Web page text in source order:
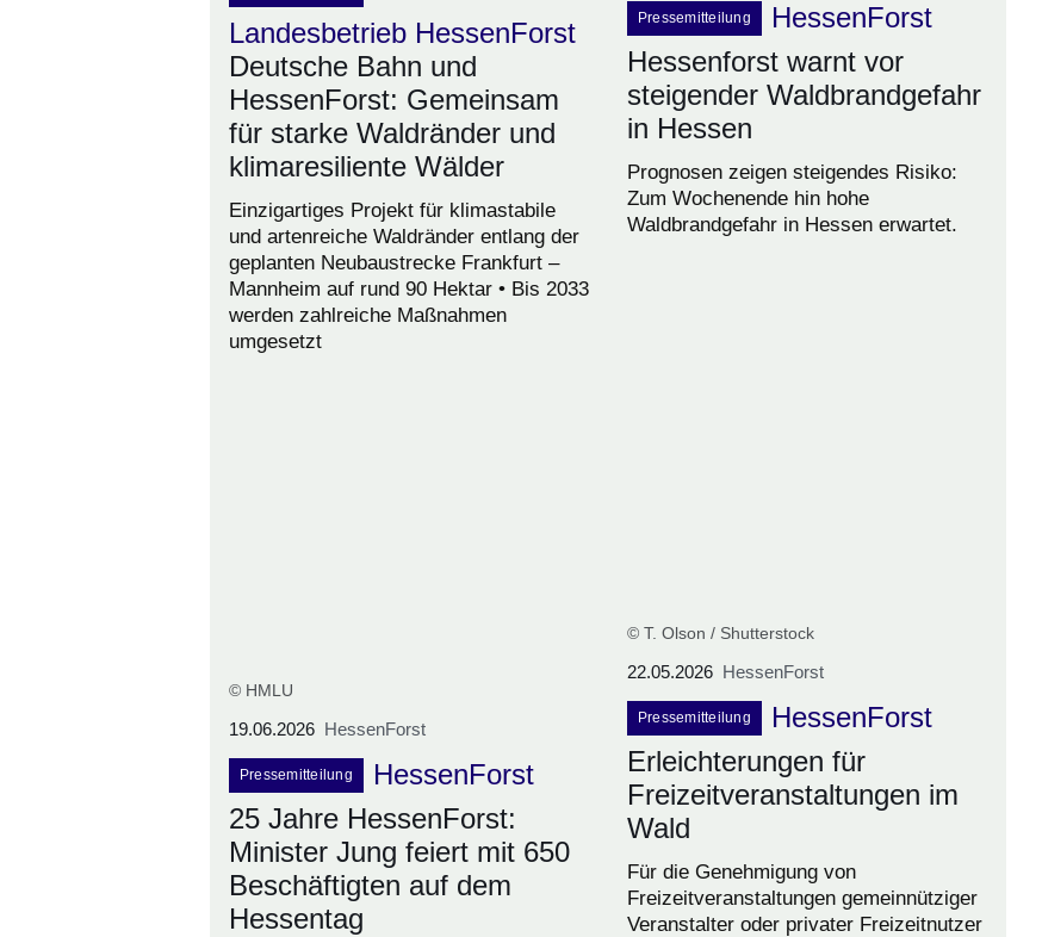
Landesbetrieb HessenForst
Deutsche Bahn und
HessenForst: Gemeinsam
für starke Waldränder und
klimaresiliente Wälder
Einzigartiges Projekt für klimastabile
und artenreiche Waldränder entlang der
geplanten Neubaustrecke Frankfurt –
Mannheim auf rund 90 Hektar • Bis 2033
werden zahlreiche Maßnahmen
umgesetzt
Pressemitteilung
HessenForst
Hessenforst warnt vor
steigender Waldbrandgefahr
in Hessen
Prognosen zeigen steigendes Risiko:
Zum Wochenende hin hohe
Waldbrandgefahr in Hessen erwartet.
© HMLU
19.06.2026 HessenForst
Pressemitteilung
HessenForst
25 Jahre HessenForst:
Minister Jung feiert mit 650
Beschäftigten auf dem
Hessentag
© T. Olson / Shutterstock
22.05.2026 HessenForst
Pressemitteilung
HessenForst
Erleichterungen für
Freizeitveranstaltungen im
Wald
Für die Genehmigung von
Freizeitveranstaltungen gemeinnütziger
Veranstalter oder privater Freizeitnutzer